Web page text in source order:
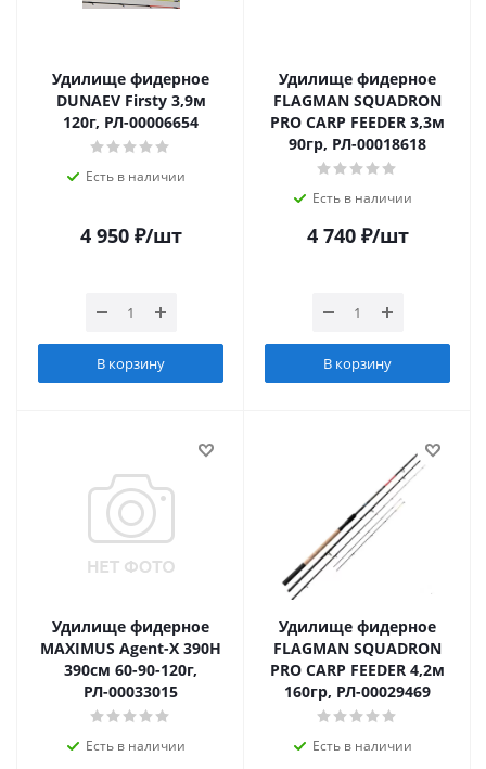
Удилище фидерное
DUNAEV Firsty 3,9м
120г, РЛ-00006654
Есть в наличии
4 950₽/шт
В корзину
Удилище фидерное
FLAGMAN SQUADRON
PRO CARP FEEDER 3,3м
90гр, РЛ-00018618
Есть в наличии
4 740₽/шт
В корзину
Удилище фидерное
MAXIMUS Agent-X 390H
390см 60-90-120г,
РЛ-00033015
Есть в наличии
Удилище фидерное
FLAGMAN SQUADRON
PRO CARP FEEDER 4,2м
160гр, РЛ-00029469
Есть в наличии